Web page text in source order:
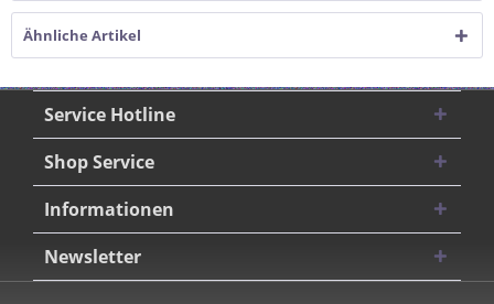
Ähnliche Artikel
Service Hotline
Shop Service
Informationen
Newsletter